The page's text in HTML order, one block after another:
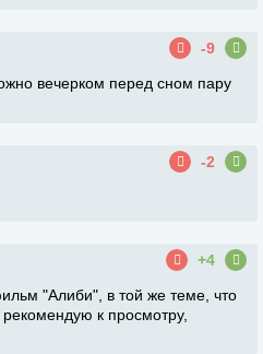
-9
вечерком перед сном пару
-2
+4
"Алиби", в той же теме, что
к просмотру,